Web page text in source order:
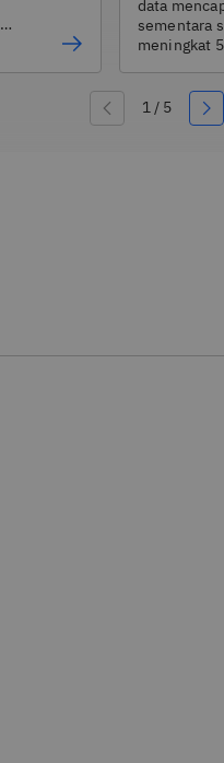
data
sementara
meningkat